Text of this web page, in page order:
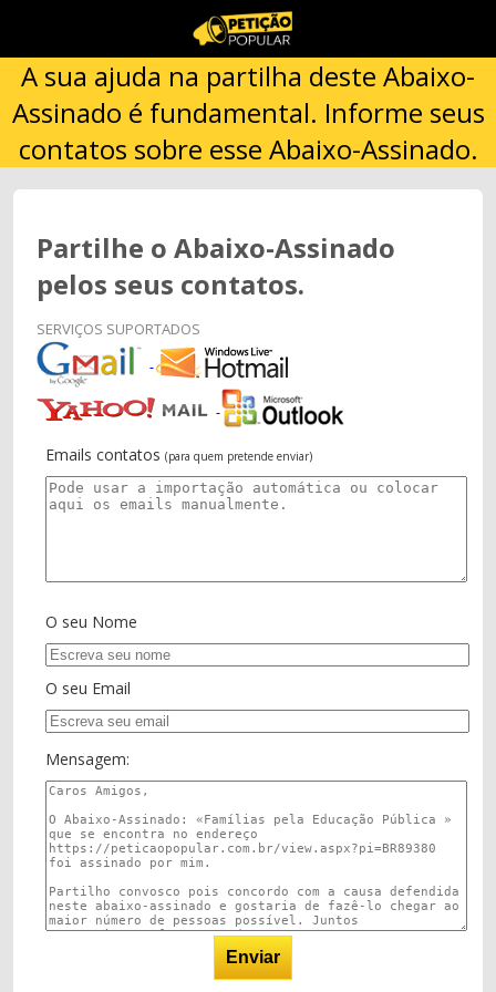
A sua ajuda na partilha deste Abaixo-
Assinado é fundamental. Informe seus
contatos sobre esse Abaixo-Assinado.
Partilhe o Abaixo-Assinado
pelos seus contatos.
SERVIÇOS SUPORTADOS
Emails contatos (para quem pretende enviar)
O seu Nome
O seu Email
Mensagem: